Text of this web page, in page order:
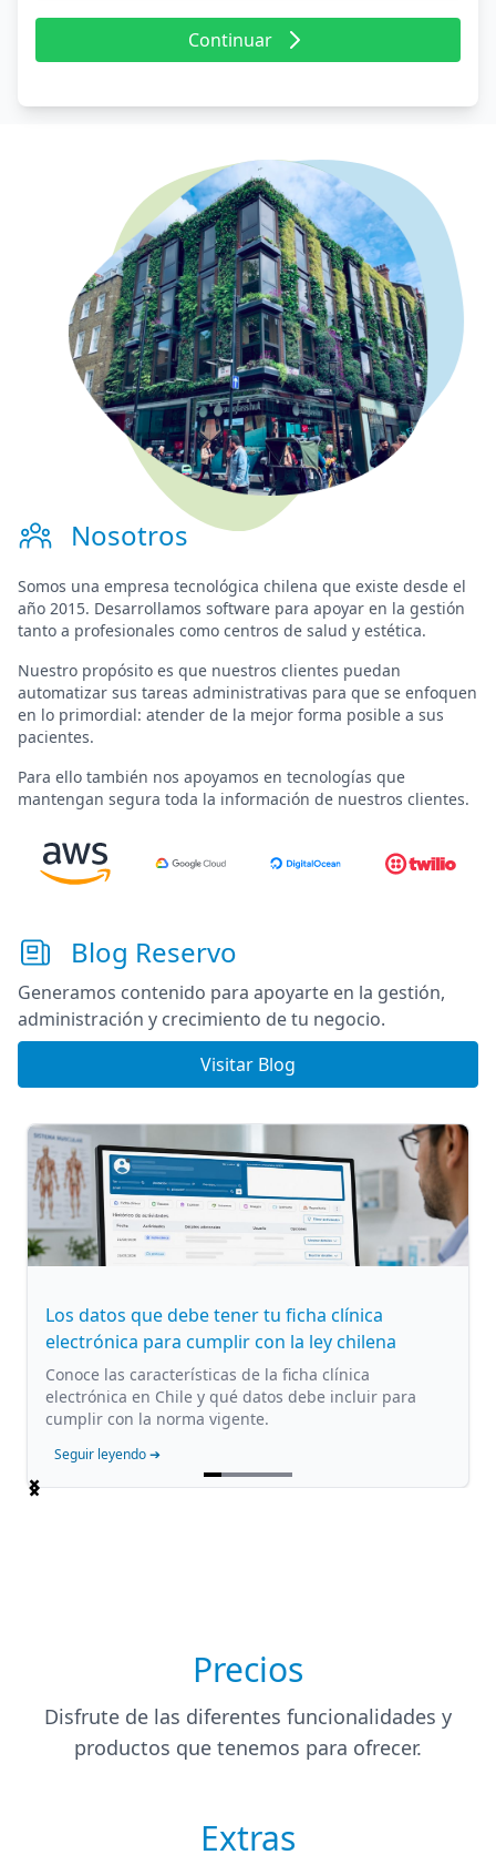
Continuar
Nosotros
Somos una empresa tecnológica chilena que existe desde el
año 2015. Desarrollamos software para apoyar en la gestión
tanto a profesionales como centros de salud y estética.
Nuestro propósito es que nuestros clientes puedan
automatizar sus tareas administrativas para que se enfoquen
en lo primordial: atender de la mejor forma posible a sus
pacientes.
Para ello también nos apoyamos en tecnologías que
mantengan segura toda la información de nuestros clientes.
Blog Reservo
Generamos contenido para apoyarte en la gestión,
administración y crecimiento de tu negocio.
Visitar Blog
Los datos que debe tener tu ficha clínica
electrónica para cumplir con la ley chilena
Conoce las características de la ficha clínica
electrónica en Chile y qué datos debe incluir para
cumplir con la norma vigente.
Seguir leyendo ➔
Item
Precios
Disfrute de las diferentes funcionalidades y
productos que tenemos para ofrecer.
Extras